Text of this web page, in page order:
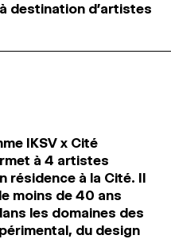
destination d’artistes
IKSV x Cité
à 4 artistes
résidence à la Cité. Il
moins de 40 ans
les domaines des
du design